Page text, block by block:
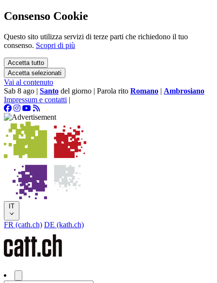
Consenso Cookie
Questo sito utilizza servizi di terze parti che richiedono il tuo
consenso. Scopri di più
Accetta tutto
Accetta selezionati
Vai al contenuto
Sab 8 ago | Santo del giorno | Parola rito Romano | Ambrosiano
Impressum e contatti |
IT
FR (cath.ch) DE (kath.ch)